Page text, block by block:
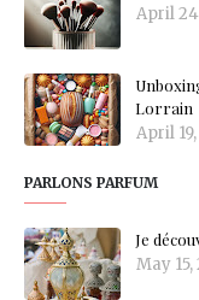
April
Lorrain
April
PARLONS PARFUM
Je
May 15,